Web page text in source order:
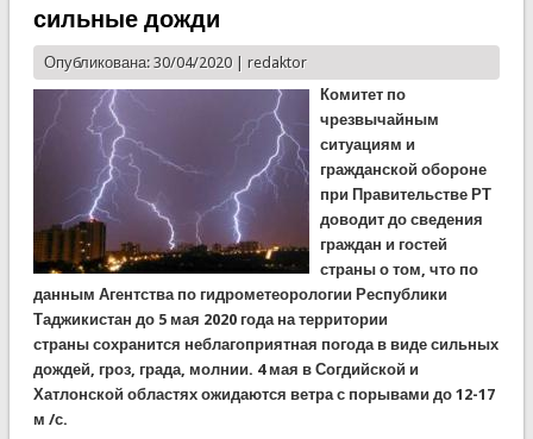
сильные дожди
Опубликована: 30/04/2020 | redaktor
Комитет по
чрезвычайным
ситуациям и
гражданской обороне
при Правительстве РТ
доводит до сведения
граждан и гостей
страны о том, что по
данным Агентства по гидрометеорологии Республики
Таджикистан до 5 мая 2020 года на территории
страны сохранится неблагоприятная погода в виде сильных
дождей, гроз, града, молнии. 4 мая в Согдийской и
Хатлонской областях ожидаются ветра с порывами до 12-17
м /с.